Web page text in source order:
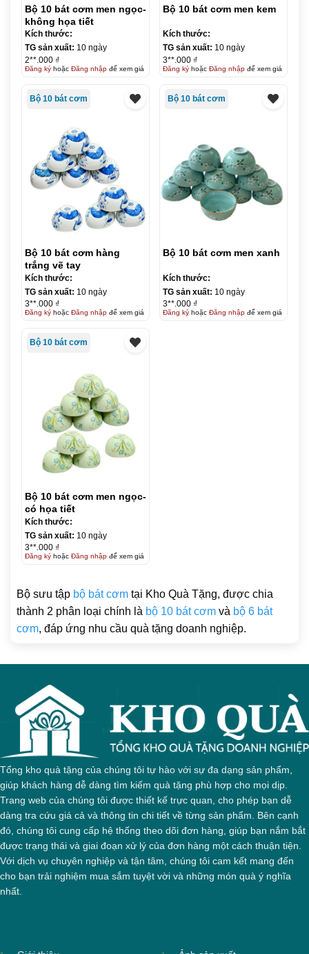
Bộ 10 bát cơm men ngọc-
không họa tiết
Kích thước:
TG sản xuất: 10 ngày
2**.000 ₫
Đăng kýhoặc Đăng nhậpđể xem giá
Bộ 10 bát cơm men kem
Kích thước:
TG sản xuất: 10 ngày
3**.000 ₫
Đăng kýhoặc Đăng nhậpđể xem giá
Bộ 10 bát cơm
Bộ 10 bát cơm hàng
trắng vẽ tay
Kích thước:
TG sản xuất: 10 ngày
3**.000 ₫
Đăng kýhoặc Đăng nhậpđể xem giá
Bộ 10 bát cơm
Bộ 10 bát cơm men xanh
Kích thước:
TG sản xuất: 10 ngày
3**.000 ₫
Đăng kýhoặc Đăng nhậpđể xem giá
Bộ 10 bát cơm
Bộ 10 bát cơm men ngọc-
có họa tiết
Kích thước:
TG sản xuất: 10 ngày
3**.000 ₫
Đăng kýhoặc Đăng nhậpđể xem giá
Bộ sưu tập bộ bát cơm tại Kho Quà Tặng, được chia
thành 2 phân loại chính là bộ 10 bát cơm và bộ 6 bát
cơm, đáp ứng nhu cầu quà tặng doanh nghiệp.
Tổng kho quà tặng của chúng tôi tự hào với sự đa dạng sản phẩm,
giúp khách hàng dễ dàng tìm kiếm quà tặng phù hợp cho mọi dịp.
Trang web của chúng tôi được thiết kế trực quan, cho phép bạn dễ
dàng tra cứu giá cả và thông tin chi tiết về từng sản phẩm. Bên cạnh
đó, chúng tôi cung cấp hệ thống theo dõi đơn hàng, giúp bạn nắm bắt
được trạng thái và giai đoạn xử lý của đơn hàng một cách thuận tiện.
Với dịch vụ chuyên nghiệp và tận tâm, chúng tôi cam kết mang đến
cho bạn trải nghiệm mua sắm tuyệt vời và những món quà ý nghĩa
nhất.